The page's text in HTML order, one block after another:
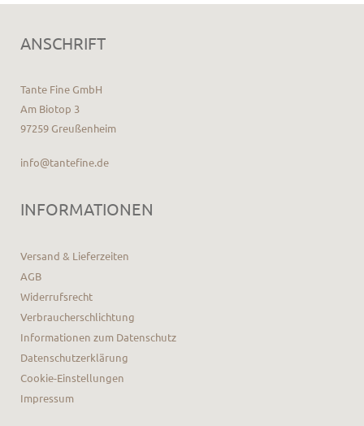
ANSCHRIFT
Tante Fine GmbH
Am Biotop 3
97259 Greußenheim
info@tantefine.de
INFORMATIONEN
Versand & Lieferzeiten
AGB
Widerrufsrecht
Verbraucherschlichtung
Informationen zum Datenschutz
Datenschutzerklärung
Cookie-Einstellungen
Impressum